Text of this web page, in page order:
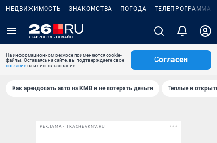
НЕДВИЖИМОСТЬ ЗНАКОМСТВА ПОГОДА ТЕЛЕПРОГРАММА
На информационном ресурсе применяются cookie-
файлы. Оставаясь на сайте, вы подтверждаете свое
согласиена их использование.
Согласен
Как арендовать авто на КМВ и не потерять деньги Теплые и
РЕКЛАМА • TKACHEVKMV.RU